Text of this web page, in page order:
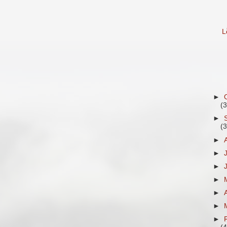
►
►
►
►
►
►
►
►
►